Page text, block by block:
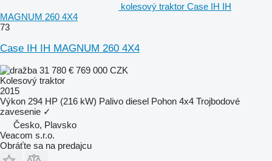
kolesový traktor Case IH IH
MAGNUM 260 4X4
73
Case IH IH MAGNUM 260 4X4
31 780 € 769 000 CZK
Kolesový traktor
2015
Výkon 294 HP (216 kW) Palivo diesel Pohon 4x4 Trojbodové
zavesenie ✓
Česko, Plavsko
Veacom s.r.o.
Obráťte sa na predajcu